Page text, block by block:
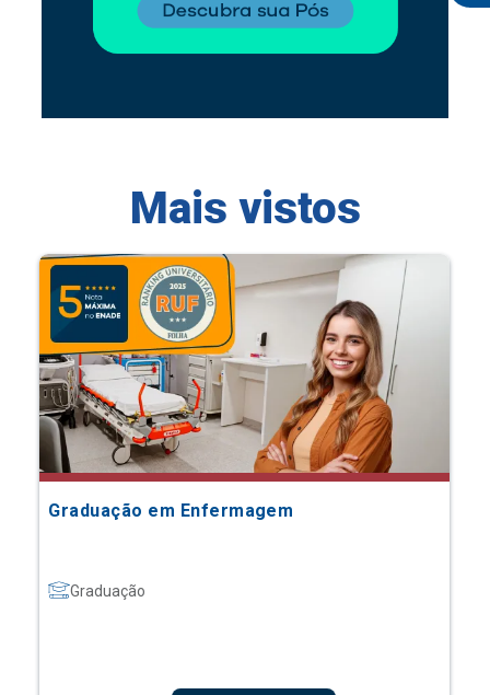
Mais vistos
Graduação em Enfermagem
Graduação